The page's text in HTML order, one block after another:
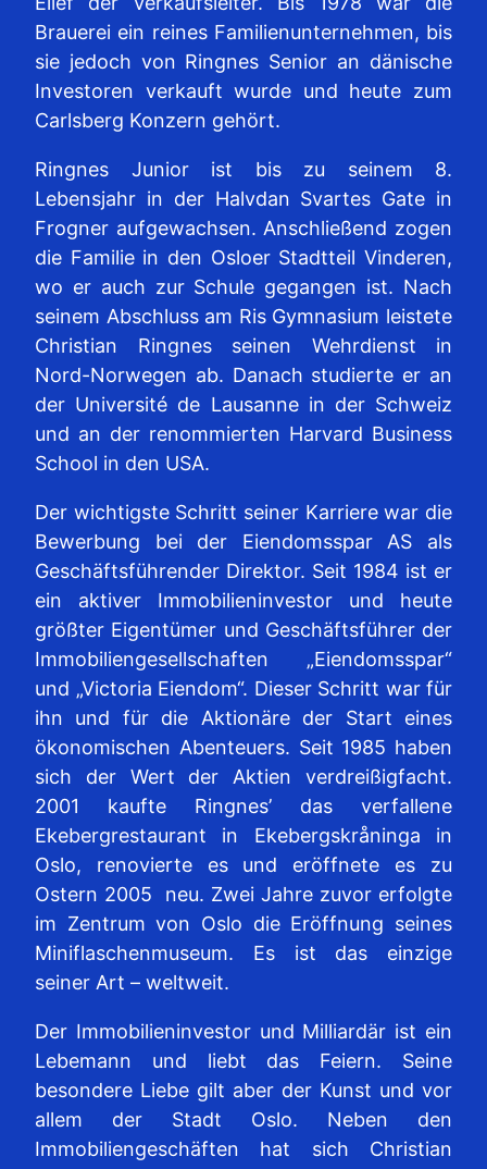
Brauerei ein reines Familienunternehmen, bis
sie jedoch von Ringnes Senior an dänische
Investoren verkauft wurde und heute zum
Carlsberg Konzern gehört.
Ringnes Junior ist bis zu seinem 8.
Lebensjahr in der Halvdan Svartes Gate in
Frogner aufgewachsen. Anschließend zogen
die Familie in den Osloer Stadtteil Vinderen,
wo er auch zur Schule gegangen ist. Nach
seinem Abschluss am Ris Gymnasium leistete
Christian Ringnes seinen Wehrdienst in
Nord-Norwegen ab. Danach studierte er an
der Université de Lausanne in der Schweiz
und an der renommierten Harvard Business
School in den USA.
Der wichtigste Schritt seiner Karriere war die
Bewerbung bei der Eiendomsspar AS als
Geschäftsführender Direktor. Seit 1984 ist er
ein aktiver Immobilieninvestor und heute
größter Eigentümer und Geschäftsführer der
Immobiliengesellschaften „Eiendomsspar“
und „Victoria Eiendom“. Dieser Schritt war für
ihn und für die Aktionäre der Start eines
ökonomischen Abenteuers. Seit 1985 haben
sich der Wert der Aktien verdreißigfacht.
2001 kaufte Ringnes’ das verfallene
Ekebergrestaurant in Ekebergskråninga in
Oslo, renovierte es und eröffnete es zu
Ostern 2005 neu. Zwei Jahre zuvor erfolgte
im Zentrum von Oslo die Eröffnung seines
Miniflaschenmuseum. Es ist das einzige
seiner Art – weltweit.
Der Immobilieninvestor und Milliardär ist ein
Lebemann und liebt das Feiern. Seine
besondere Liebe gilt aber der Kunst und vor
allem der Stadt Oslo. Neben den
Immobiliengeschäften hat sich Christian